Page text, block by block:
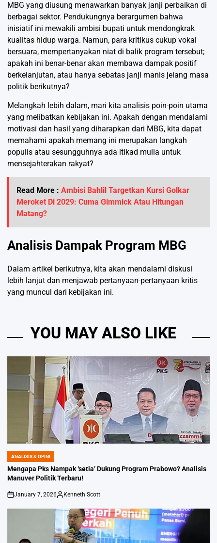
MBG yang diusung menawarkan banyak janji perbaikan di
berbagai sektor. Pendukungnya berargumen bahwa
inisiatif ini mewakili ambisi bupati untuk mendongkrak
kualitas hidup warga. Namun, para kritikus cukup vokal
bersuara, mempertanyakan niat di balik program tersebut;
apakah ini benar-benar akan membawa dampak positif
berkelanjutan, atau hanya sebatas janji manis jelang masa
politik berikutnya?
Melangkah lebih dalam, mari kita analisis poin-poin utama
yang melibatkan kebijakan ini. Apakah dengan mendalami
motivasi dan hasil yang diharapkan dari MBG, kita dapat
memahami apakah memang ini merupakan langkah
populis atau sesungguhnya ada itikad mulia untuk
mensejahterakan rakyat?
Read More : Ambisi Bahlil Targetkan Kursi Golkar
Meroket Di 2029: Cuma Gimmick Atau Hitungan
Matang?
Analisis Dampak Program MBG
Dalam artikel berikutnya, kita akan mendalami diskusi
lebih lanjut dan menjawab pertanyaan-pertanyaan kritis
yang muncul dari kebijakan ini.
YOU MAY ALSO LIKE
POSTED
IN
ANALISIS & OPINI
Mengapa Pks Nampak ‘setia’ Dukung Program Prabowo? Analisis
Manuver Politik Terbaru!
on
January 7, 2026
Posted
Kenneth Scott